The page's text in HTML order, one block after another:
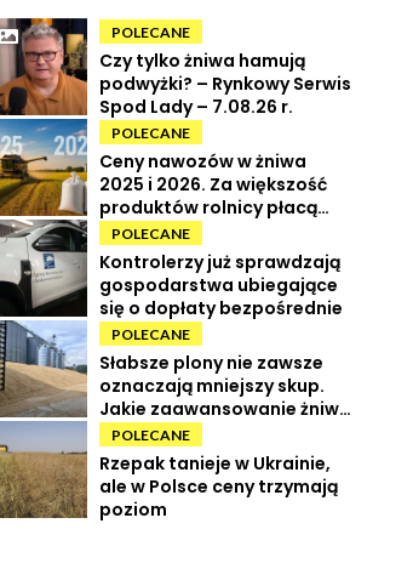
POLECANE
Czy tylko żniwa hamują
podwyżki? – Rynkowy Serwis
Spod Lady – 7.08.26 r.
POLECANE
Ceny nawozów w żniwa
2025 i 2026. Za większość
produktów rolnicy płacą
więcej
POLECANE
Kontrolerzy już sprawdzają
gospodarstwa ubiegające
się o dopłaty bezpośrednie
POLECANE
Słabsze plony nie zawsze
oznaczają mniejszy skup.
Jakie zaawansowanie żniw i
ile kosztują zboża?
POLECANE
Rzepak tanieje w Ukrainie,
ale w Polsce ceny trzymają
poziom